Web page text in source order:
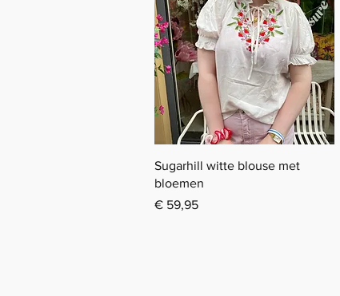
Snel overzicht
Sugarhill witte blouse met
bloemen
Prijs
€ 59,95